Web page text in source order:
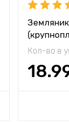
Кол-во в